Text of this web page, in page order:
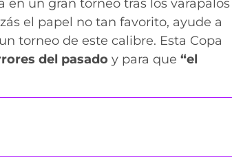
un gran torneo tras los varapalos
el papel no tan favorito, ayude a
torneo de este calibre. Esta Copa
del pasadoy para que “el